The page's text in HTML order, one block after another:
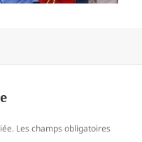
Les champs obligatoires